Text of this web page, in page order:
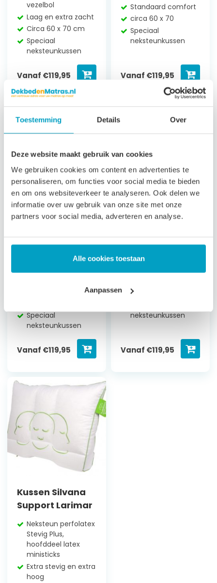
Toestemming Details Over
Deze website maakt gebruik van cookies
We gebruiken cookies om content en advertenties te
personaliseren, om functies voor social media te bieden
en om ons websiteverkeer te analyseren. Ook delen we
informatie over uw gebruik van onze site met onze
partners voor social media, adverteren en analyse.
Alle cookies toestaan
Aanpassen
vezelbol
Laag en extra zacht
Circa 60 x 70 cm
Speciaal
neksteunkussen
Vanaf €119,95
Standaard comfort
circa 60 x 70
Speciaal
neksteunkussen
Vanaf €119,95
Kussen Silvana
Speciaal
neksteunkussen
Vanaf €119,95
Kussen Silvana
Stevig, hoofddeel
Circa 60 x 70 cm
neksteunkussen
Vanaf €119,95
Kussen Silvana
Support Larimar
Neksteun perfolatex
Stevig Plus,
hoofddeel latex
ministicks
Extra stevig en extra
hoog